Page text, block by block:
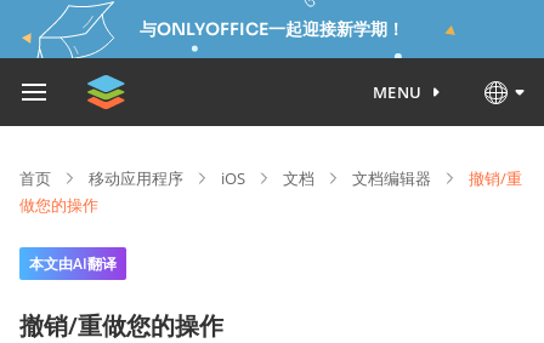
与ONLYOFFICE一起迎接新学期！
MENU
首页 移动应用程序 iOS 文档 文档编辑器
撤销/重
做您的操作
本文由AI翻译
撤销/重做您的操作